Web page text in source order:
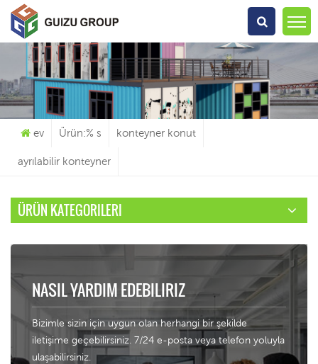
Ne Arıyorsun?
ev Ürün:% s konteyner konut
ayrılabilir konteyner
ÜRÜN KATEGORILERI
NASIL YARDIM EDEBILIRIZ
Bizimle sizin için uygun olan herhangi bir şekilde
iletişime geçebilirsiniz. 7/24 e-posta veya telefon yoluyla
ulaşabilirsiniz.